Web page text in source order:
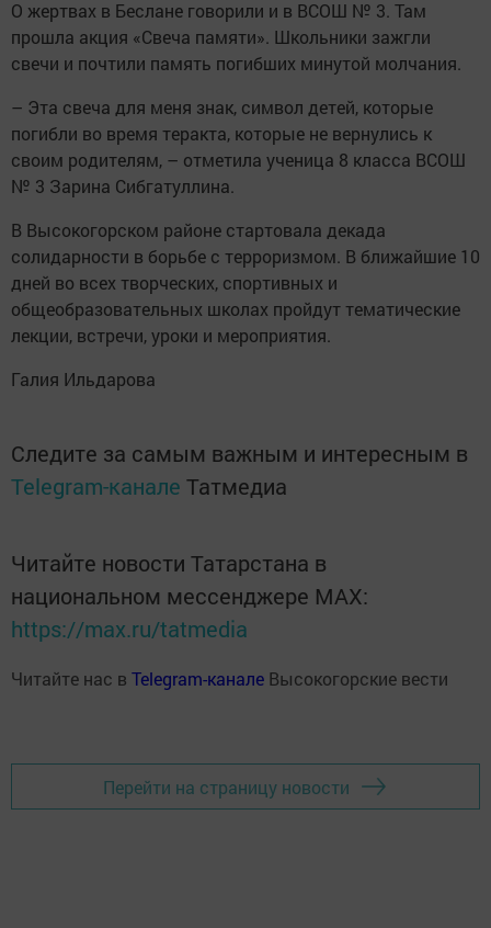
О жертвах в Беслане говорили и в ВСОШ № 3. Там
прошла акция «Свеча памяти». Школьники зажгли
свечи и почтили память погибших минутой молчания.
– Эта свеча для меня знак, символ детей, которые
погибли во время теракта, которые не вернулись к
своим родителям, – отметила ученица 8 класса ВСОШ
№ 3 Зарина Сибгатуллина.
В Высокогорском районе стартовала декада
солидарности в борьбе с терроризмом. В ближайшие 10
дней во всех творческих, спортивных и
общеобразовательных школах пройдут тематические
лекции, встречи, уроки и мероприятия.
Галия Ильдарова
Следите за самым важным и интересным в
Telegram-канале Татмедиа
Читайте новости Татарстана в
национальном мессенджере MАХ:
https://max.ru/tatmedia
Читайте нас в Telegram-канале Высокогорские вести
Перейти на страницу новости